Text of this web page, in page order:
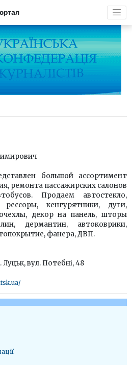
большой ассортимент
ремонта пассажирских салонов
Продаем автостекло,
рессоры, кенгурятники, дуги,
декор на панель, шторы
дермантин, автоковрики,
фанера, ДВП.
Луцьк, вул. Потебні, 48